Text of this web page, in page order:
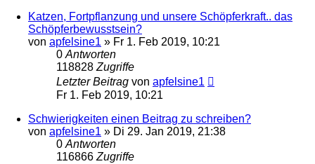
Katzen, Fortpflanzung und unsere Schöpferkraft.. das
Schöpferbewusstsein?
von apfelsine1 » Fr 1. Feb 2019, 10:21
0Antworten
118828Zugriffe
Letzter Beitrag von apfelsine1
Fr 1. Feb 2019, 10:21
Schwierigkeiten einen Beitrag zu schreiben?
von apfelsine1 » Di 29. Jan 2019, 21:38
0Antworten
116866Zugriffe